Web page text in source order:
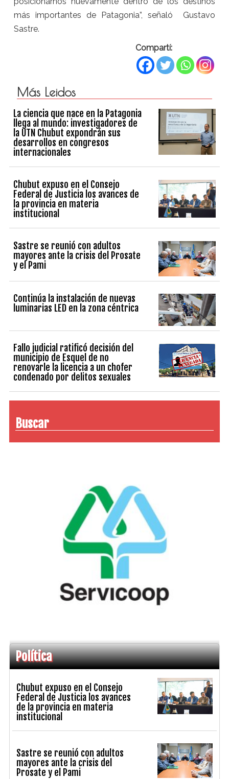
más importantes de Patagonia”, señaló Gustavo
Sastre.
Compartí:
Más Leidos
La ciencia que nace en la Patagonia
llega al mundo: investigadores de
la UTN Chubut expondrán sus
desarrollos en congresos
internacionales
Chubut expuso en el Consejo
Federal de Justicia los avances de
la provincia en materia
institucional
Sastre se reunió con adultos
mayores ante la crisis del Prosate
y el Pami
Continúa la instalación de nuevas
luminarias LED en la zona céntrica
Fallo judicial ratificó decisión del
municipio de Esquel de no
renovarle la licencia a un chofer
condenado por delitos sexuales
Buscar
Política
Chubut expuso en el Consejo
Federal de Justicia los avances
de la provincia en materia
institucional
Sastre se reunió con adultos
mayores ante la crisis del
Prosate y el Pami